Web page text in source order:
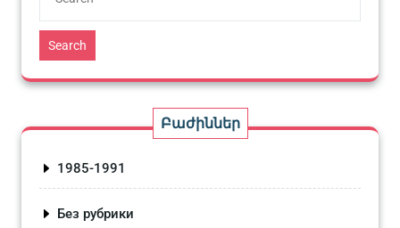
Search
Բաժիններ
1985-1991
Без рубрики